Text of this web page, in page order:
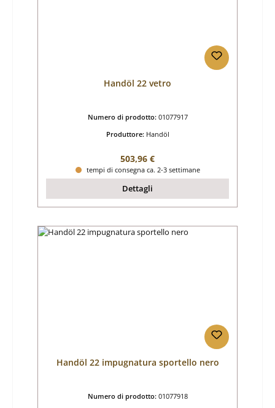
Handöl 22 vetro
Numero di prodotto: 01077917
Produttore: Handöl
Prezzo normale:
503,96 €
tempi di consegna ca. 2-3 settimane
Dettagli
Handöl 22 impugnatura sportello nero
Numero di prodotto: 01077918